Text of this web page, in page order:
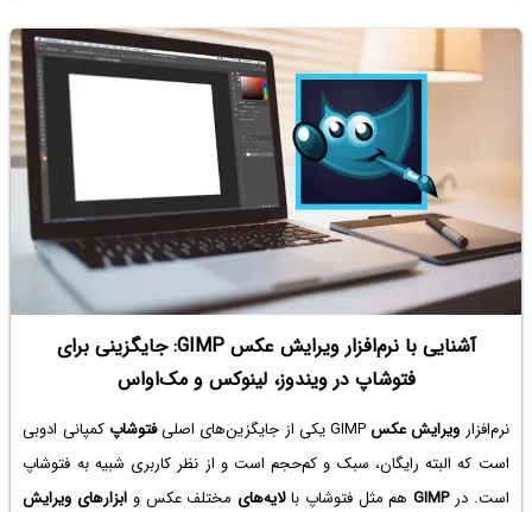
آشنایی با نرم‌افزار ویرایش عکس GIMP: جایگزینی برای
فتوشاپ در ویندوز، لینوکس و مک‌او‌اس
نرم‌افزار ویرایش عکسGIMP یکی از جایگزین‌های اصلی فتوشاپ کمپانی ادوبی
است که البته رایگان، سبک و کم‌حجم است و از نظر کاربری شبیه به فتوشاپ
است. درGIMPهم مثل فتوشاپ بالایه‌های مختلف عکس و ابزارهای ویرایش